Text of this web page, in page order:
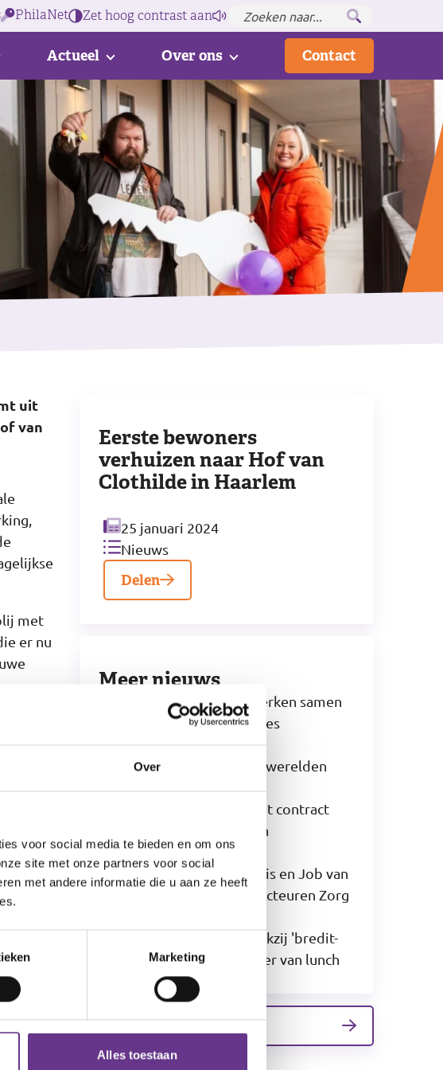
Over
voor social media te bieden en om ons
site met onze partners voor social
met andere informatie die u aan ze heeft
Marketing
Alles toestaan
PhilaNet Zet hoog contrast aan
Actueel Over ons Contact
uit
van
met
er nu
is
en
Eerste bewoners
verhuizen naar Hof van
Clothilde in Haarlem
Datum
25 januari 2024
Categoriën
Nieuws
Delen
Meer nieuws
Philadelphia en DPD werken samen
op dagbestedingslocaties
Nieuw jaarverslag en
kwaliteitsbeeld: samen werelden
vergroten
Philadelphia Zorg tekent contract
voor nieuw elektronisch
cliëntendossier
Jerina Hilhorst-Kamphuis en Job van
den Heuvel nieuwe directeuren Zorg
Vergroot je wereld: dankzij 'bredit-
brood' geniet cliënt weer van lunch
Terug naar het overzicht